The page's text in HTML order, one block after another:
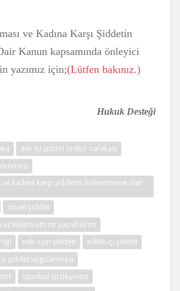
ve Kadına Karşı Şiddetin
Kanun kapsamında önleyici
yazımız için;(Lütfen bakınız.)
Hukuk Desteği
aile içi şiddet tedbir nafakası
ve kadına karşı şiddetin önlenmesine dair
cinsel şiddet
kalıyorum ne yapabilirim
eski eşin şiddeti
evlilik içi şiddet
şiddet uygulanması
istanbul sözleşmesi